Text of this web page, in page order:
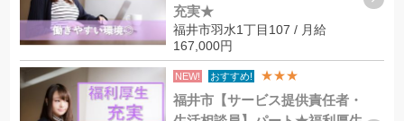
充実★
福井市羽水1丁目107 / 月給
167,000円
NEW! おすすめ! ★★★
福井市【サービス提供責任者・